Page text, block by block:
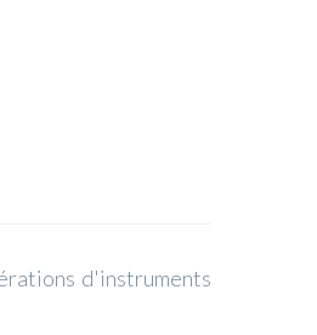
d'instruments